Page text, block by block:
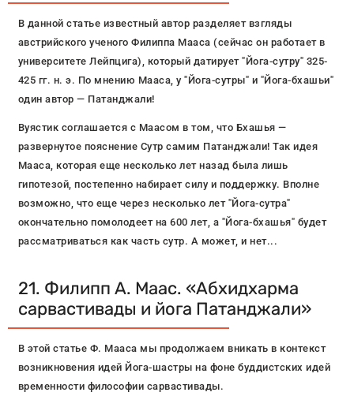
В данной статье известный автор разделяет взгляды
австрийского ученого Филиппа Мааса (сейчас он работает в
университете Лейпцига), который датирует "Йога-сутру" 325-
425 гг. н. э. По мнению Мааса, у "Йога-сутры" и "Йога-бхашьи"
один автор — Патанджали!
Вуястик соглашается с Маасом в том, что Бхашья —
развернутое пояснение Сутр самим Патанджали! Так идея
Мааса, которая еще несколько лет назад была лишь
гипотезой, постепенно набирает силу и поддержку. Вполне
возможно, что еще через несколько лет "Йога-сутра"
окончательно помолодеет на 600 лет, а "Йога-бхашья" будет
рассматриваться как часть сутр. А может, и нет...
21. Филипп А. Маас. «Абхидхарма
сарвастивады и йога Патанджали»
В этой статье Ф. Мааса мы продолжаем вникать в контекст
возникновения идей Йога-шастры на фоне буддистских идей
временности философии сарвастивады.